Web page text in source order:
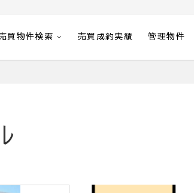
買物件検索 売買成約実績 管理物件